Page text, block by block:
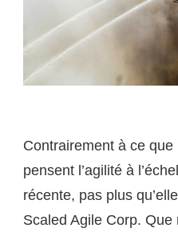
Contrairement à ce
pensent l’agilité à
récente, pas plus
Scaled Agile Corp. Que